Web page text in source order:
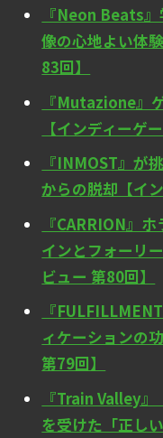
『Neon Beats
像の心地よい体
83回】
『Mutazione』
【インディーゲ
『INMOST』が
からの脱却【イ
『CARRION』
インとフォーリ
ビュー 第80回】
『
ィケーションの
第79回】
『Train Valley
を受けた「正し